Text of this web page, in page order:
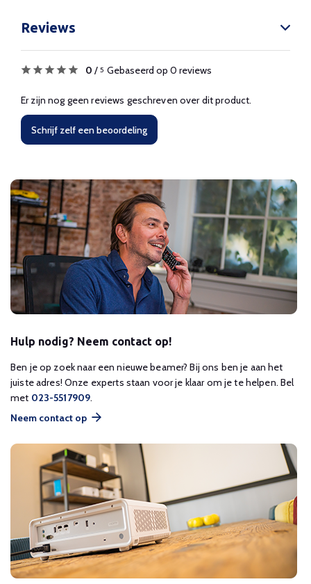
Reviews
0 / 5 Gebaseerd op 0 reviews
Er zijn nog geen reviews geschreven over dit product.
Schrijf zelf een beoordeling
Hulp nodig? Neem contact op!
Ben je op zoek naar een nieuwe beamer? Bij ons ben je aan het
juiste adres! Onze experts staan voor je klaar om je te helpen. Bel
met 023-5517909.
Neem contact op